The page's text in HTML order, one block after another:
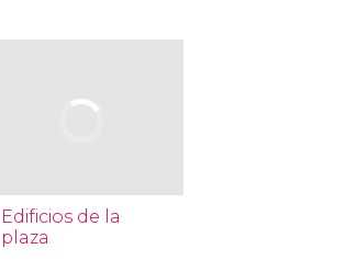
Edificios de la
plaza